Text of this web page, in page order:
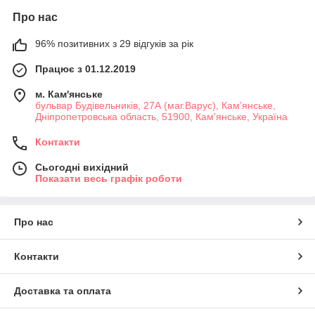
Про нас
96% позитивних з 29 відгуків за рік
Працює з 01.12.2019
м. Кам'янське
бульвар Будівельників, 27А (маг.Варус), Кам’янське,
Дніпропетровська область, 51900, Кам'янське, Україна
Контакти
Сьогодні вихідний
Показати весь графік роботи
Про нас
Контакти
Доставка та оплата